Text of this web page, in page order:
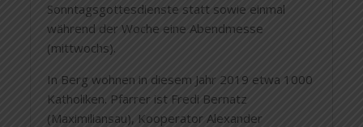
Sonntagsgottesdienste statt sowie einmal
während der Woche eine Abendmesse
(mittwochs).
In Berg wohnen in diesem Jahr 2019 etwa 1000
Katholiken. Pfarrer ist Fredi Bernatz
(Maximiliansau), Kooperator Alexander